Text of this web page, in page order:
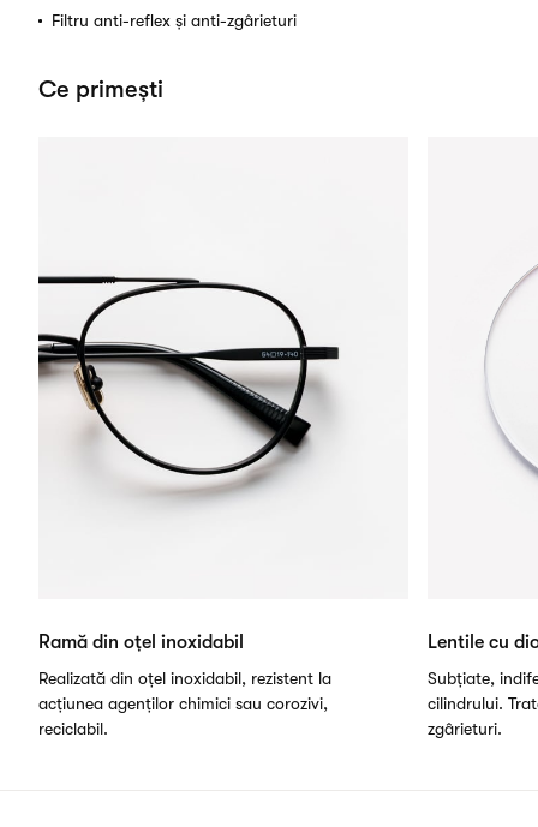
Filtru anti-reflex și anti-zgârieturi
Ce primești
Ramă din oțel inoxidabil
Realizată din oțel inoxidabil, rezistent la
acțiunea agenților chimici sau corozivi,
reciclabil.
Lentile cu
Subțiate,
cilindrului.
zgârieturi.